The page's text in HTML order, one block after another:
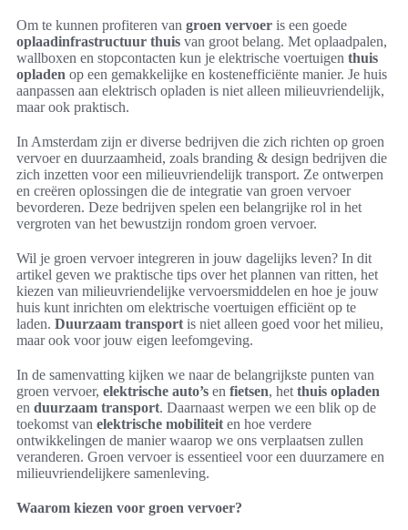
Om te kunnen profiteren van groen vervoer is een goede
oplaadinfrastructuur thuis van groot belang. Met oplaadpalen,
wallboxen en stopcontacten kun je elektrische voertuigen thuis
opladen op een gemakkelijke en kostenefficiënte manier. Je huis
aanpassen aan elektrisch opladen is niet alleen milieuvriendelijk,
maar ook praktisch.
In Amsterdam zijn er diverse bedrijven die zich richten op groen
vervoer en duurzaamheid, zoals branding & design bedrijven die
zich inzetten voor een milieuvriendelijk transport. Ze ontwerpen
en creëren oplossingen die de integratie van groen vervoer
bevorderen. Deze bedrijven spelen een belangrijke rol in het
vergroten van het bewustzijn rondom groen vervoer.
Wil je groen vervoer integreren in jouw dagelijks leven? In dit
artikel geven we praktische tips over het plannen van ritten, het
kiezen van milieuvriendelijke vervoersmiddelen en hoe je jouw
huis kunt inrichten om elektrische voertuigen efficiënt op te
laden. Duurzaam transport is niet alleen goed voor het milieu,
maar ook voor jouw eigen leefomgeving.
In de samenvatting kijken we naar de belangrijkste punten van
groen vervoer, elektrische auto’s en fietsen, het thuis opladen
en duurzaam transport. Daarnaast werpen we een blik op de
toekomst van elektrische mobiliteit en hoe verdere
ontwikkelingen de manier waarop we ons verplaatsen zullen
veranderen. Groen vervoer is essentieel voor een duurzamere en
milieuvriendelijkere samenleving.
Waarom kiezen voor groen vervoer?